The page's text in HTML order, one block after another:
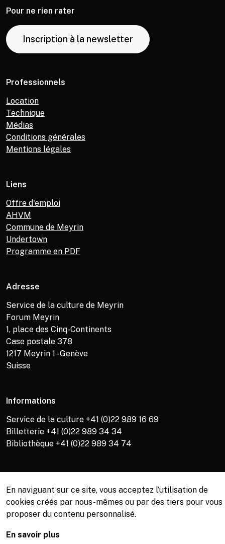
Pour ne rien rater
Inscription à la newsletter
Professionnels
Location
Technique
Médias
Conditions générales
Mentions légales
Liens
Offre d'emploi
AHVM
Commune de Meyrin
Undertown
Programme en PDF
Adresse
Service de la culture de Meyrin
Forum Meyrin
1, place des Cinq-Continents
Case postale 378
1217 Meyrin 1 - Genève
Suisse
Informations
Service de la culture +41 (0)22 989 16 69
Billetterie +41 (0)22 989 34 34
Bibliothèque +41 (0)22 989 34 74
© Copyright, Service de la culture de Meyrin, 2026
En naviguant sur ce site, vous acceptez l’utilisation de
cookies créés par nous-mêmes ou par des tiers pour vous
proposer du contenu personnalisé.
En savoir plus